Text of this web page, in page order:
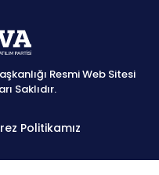
Resmi Web Sitesi
Saklıdır.
Politikamız